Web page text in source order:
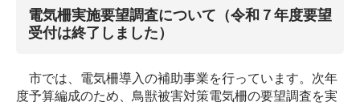
電気柵実施要望調査について（令和７年度要望
受付は終了しました）
市では、電気柵導入の補助事業を行っています。次年
度予算編成のため、鳥獣被害対策電気柵の要望調査を実